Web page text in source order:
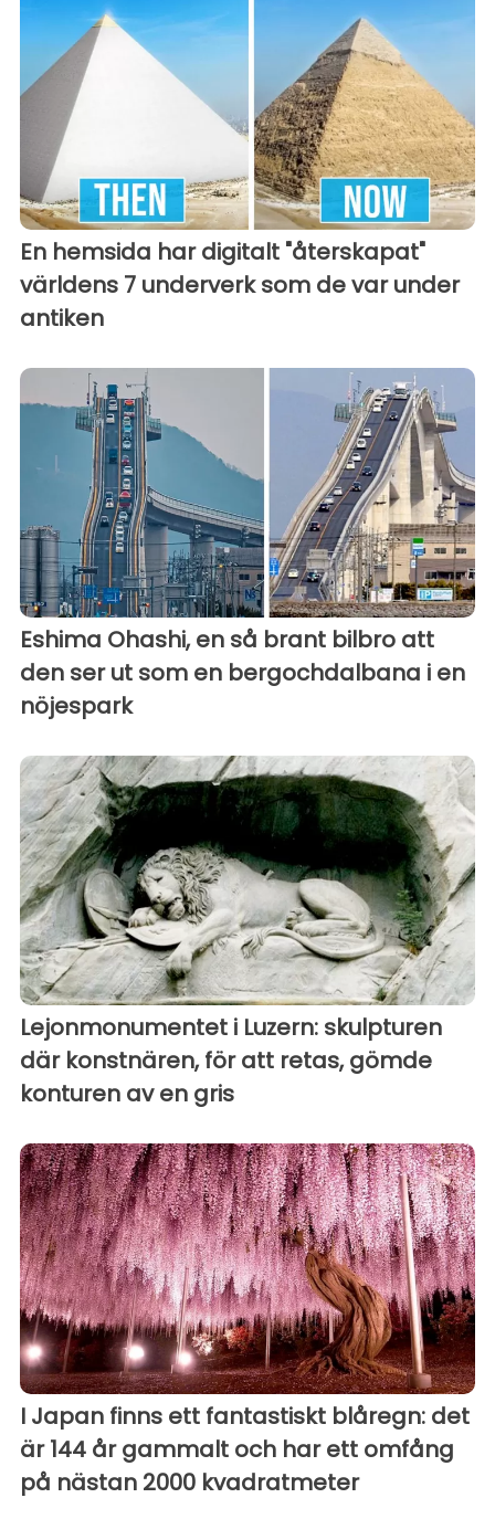
En hemsida har digitalt "återskapat"
världens 7 underverk som de var under
antiken
Eshima Ohashi, en så brant bilbro att
den ser ut som en bergochdalbana i en
nöjespark
Lejonmonumentet i Luzern: skulpturen
där konstnären, för att retas, gömde
konturen av en gris
I Japan finns ett fantastiskt blåregn: det
är 144 år gammalt och har ett omfång
på nästan 2000 kvadratmeter